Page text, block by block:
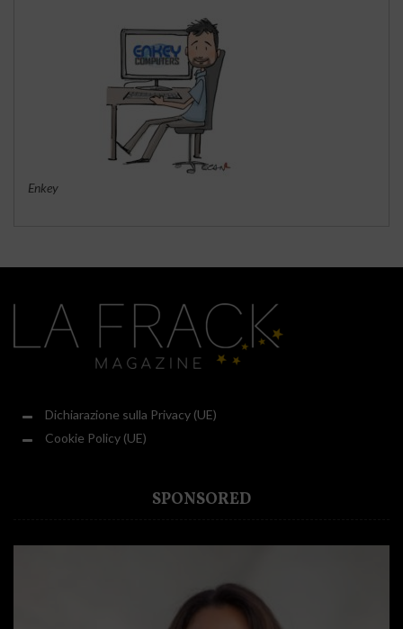
Enkey
Dichiarazione sulla Privacy (UE)
Cookie Policy (UE)
SPONSORED